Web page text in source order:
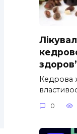
Кедрова
0